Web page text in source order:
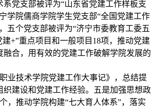
系党支部被评为“山东省党建工作样板支
学院儒商学院学生党支部“全国党建工作
五个党支部被评为“济宁市委教育工委五
建+”重点项目和一般项目18项，推动党建
融合，用有效的党建工作破解学院发展的
技术学院党建工作大事记》，总结提
织建设和党建工作经验。五是加强思想政
，推动学院构建“七大育人体系”，落实